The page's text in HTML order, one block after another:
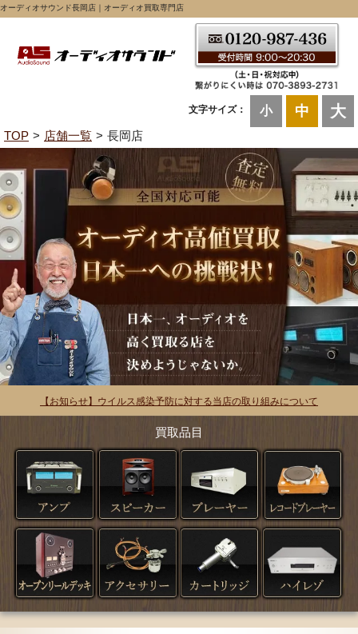
オーディオサウンド長岡店｜オーディオ買取専門店
文字サイズ： 小 中 大
TOP 店舗一覧 長岡店
【お知らせ】ウイルス感染予防に対する当店の取り組みについて
買取品目